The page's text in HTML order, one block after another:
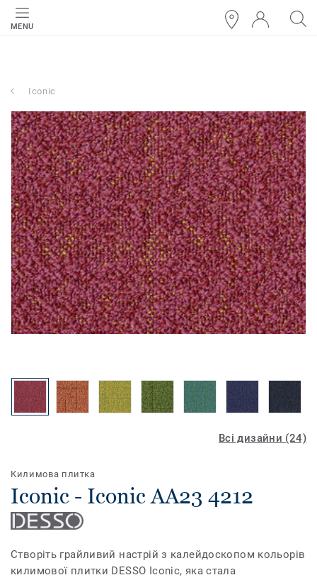
MENU
Iconic
Всі дизайни (24)
Килимова плитка
Iconic - Iconic AA23 4212
Створіть грайливий настрій з калейдоскопом кольорів
килимової плитки DESSO Iconic, яка стала